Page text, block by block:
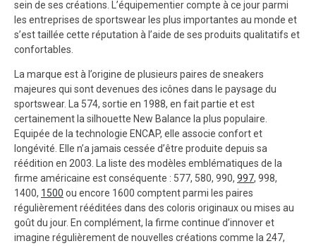
sein de ses créations. L’équipementier compte à ce jour parmi
les entreprises de sportswear les plus importantes au monde et
s’est taillée cette réputation à l’aide de ses produits qualitatifs et
confortables.
La marque est à l’origine de plusieurs paires de sneakers
majeures qui sont devenues des icônes dans le paysage du
sportswear. La 574, sortie en 1988, en fait partie et est
certainement la silhouette New Balance la plus populaire.
Equipée de la technologie ENCAP, elle associe confort et
longévité. Elle n’a jamais cessée d’être produite depuis sa
réédition en 2003. La liste des modèles emblématiques de la
firme américaine est conséquente : 577, 580, 990, 997, 998,
1400, 1500 ou encore 1600 comptent parmi les paires
régulièrement rééditées dans des coloris originaux ou mises au
goût du jour. En complément, la firme continue d’innover et
imagine régulièrement de nouvelles créations comme la 247,